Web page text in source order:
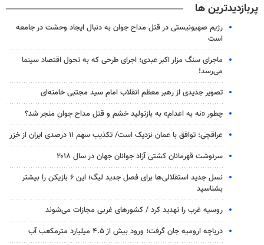
پربازدیدترین ها
رژیم صهیونیستی در قتل مداح جوان به دنبال ایجاد وحشت در جامعه
است
ماجرای سنگ مزار اکبر عبدی؛ اجرای طرحی که به تحول اقتصاد سینما
می‌رسد!
تصویر جدیدی از رهبر معظم انقلاب امام سید مجتبی خامنه‌ای
چطور «نه به اعدام» به بازتولید خشم و قتل مداح جوان منجر شد؟
عراقچی: توافق با عمان نزدیک است/ تکذیب سهم ۱۱ درصدی ایران از خزر
سرنوشت قهرمانان کشتی آزاد جوانان جهان در سال ۲۰۱۸
نسل جدید استقلالی‌ها برای فصل جدید لیگ؛ این ۶ بازیکن را بیشتر
بشناسید
روسیه غرب را تهدید کرد / کشورهای غربی مجازات می‌شوند
دریاچه ارومیه جان گرفت؛ ورود بیش از ۴.۵ میلیارد مترمکعب آب